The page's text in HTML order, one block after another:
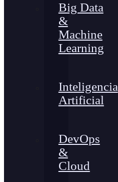
Big Data
&
Machine
Learning
Inteligencia
Artificial
DevOps
&
Cloud